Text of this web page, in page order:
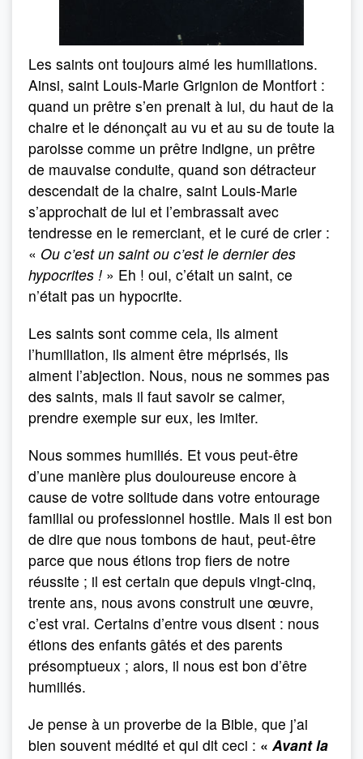
Les saints ont toujours aimé les humiliations.
Ainsi, saint Louis-Marie Grignion de Montfort :
quand un prêtre s’en prenait à lui, du haut de la
chaire et le dénonçait au vu et au su de toute la
paroisse comme un prêtre indigne, un prêtre
de mauvaise conduite, quand son détracteur
descendait de la chaire, saint Louis-Marie
s’approchait de lui et l’embrassait avec
tendresse en le remerciant, et le curé de crier :
« Ou c’est un saint ou c’est le dernier des
hypocrites ! » Eh ! oui, c’était un saint, ce
n’était pas un hypocrite.
Les saints sont comme cela, ils aiment
l’humiliation, ils aiment être méprisés, ils
aiment l’abjection. Nous, nous ne sommes pas
des saints, mais il faut savoir se calmer,
prendre exemple sur eux, les imiter.
Nous sommes humiliés. Et vous peut-être
d’une manière plus douloureuse encore à
cause de votre solitude dans votre entourage
familial ou professionnel hostile. Mais il est bon
de dire que nous tombons de haut, peut-être
parce que nous étions trop fiers de notre
réussite ; il est certain que depuis vingt-cinq,
trente ans, nous avons construit une œuvre,
c’est vrai. Certains d’entre vous disent : nous
étions des enfants gâtés et des parents
présomptueux ; alors, il nous est bon d’être
humiliés.
Je pense à un proverbe de la Bible, que j’ai
bien souvent médité et qui dit ceci : « Avant la